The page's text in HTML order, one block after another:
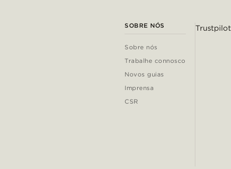
SOBRE NÓS
Sobre nós
Trabalhe connosco
Novos guias
Imprensa
CSR
Trustpilot